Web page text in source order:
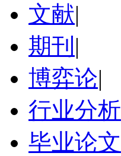
文献|
期刊 |
博弈论|
行业分析
毕业论文